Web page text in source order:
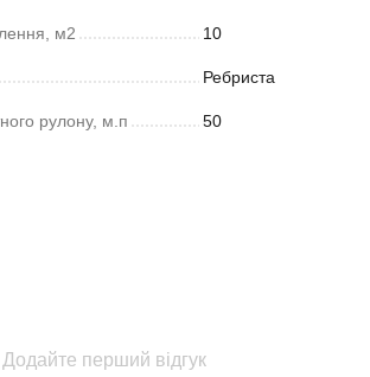
м2 10
Ребриста
рулону, м.п 50
Додайте перший відгук